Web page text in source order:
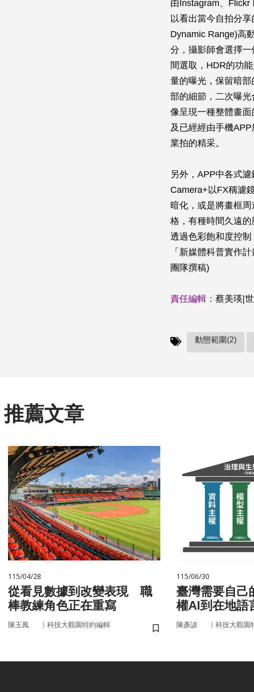
由Instagram、Flickr
以看出當今自拍分
Dynamic Range)高
分，攝影師會選擇
間選取，HDR的功
量的曝光，保留暗
部的細節，二次曝
像呈現一種整體畫
及已經經由手機
業拍的精采。
另外，APP中各式
Camera+以FX稱濾
暗化，或是將畫框
格，有種時間久遠
透過色彩飽和度控
「新媒體科普實作
團隊撰稿)
責任編輯： 蔡美瑛|
動態範圍(2)
推薦文章
115/04/28
從看見數據到改變表現 職
棒教練角色正在重寫
陳玉鳳 ｜ 科技大觀園特約編輯
儲存書籤
115/06/30
臺灣需要自己
權AI到在地語
陳彥諺 ｜ 科技大觀園